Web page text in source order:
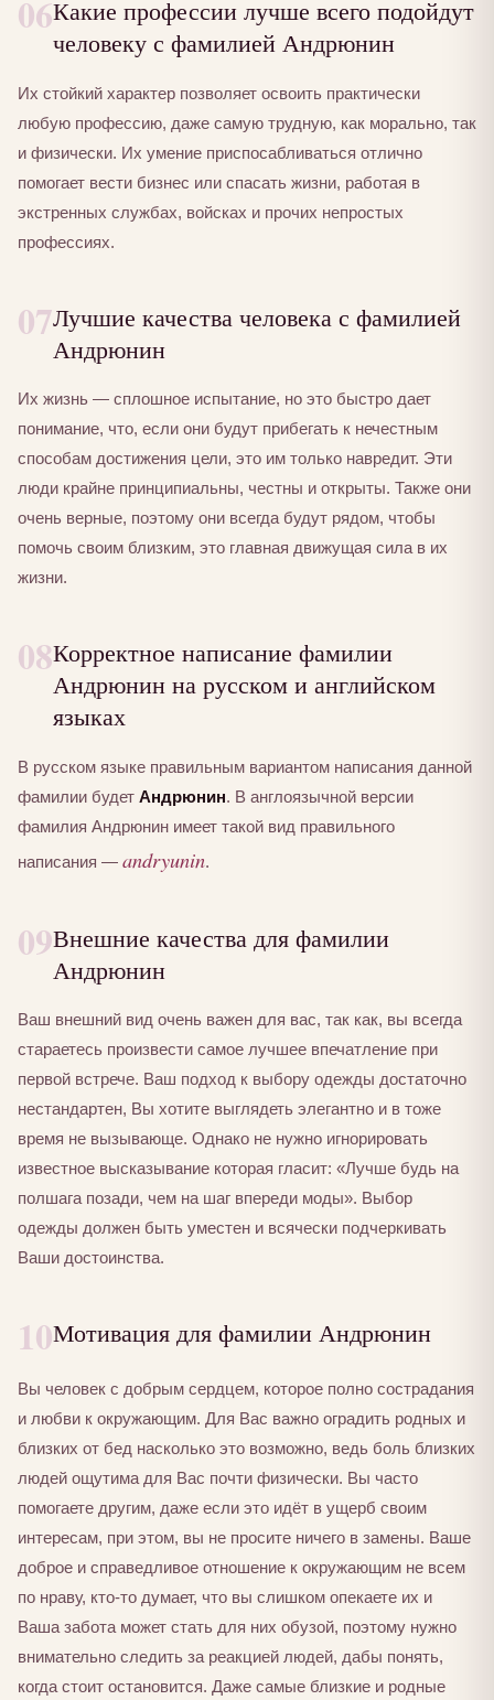
06Какие профессии лучше всего подойдут
человеку с фамилией Андрюнин
Их стойкий характер позволяет освоить практически
любую профессию, даже самую трудную, как морально, так
и физически. Их умение приспосабливаться отлично
помогает вести бизнес или спасать жизни, работая в
экстренных службах, войсках и прочих непростых
профессиях.
07Лучшие качества человека с фамилией
Андрюнин
Их жизнь — сплошное испытание, но это быстро дает
понимание, что, если они будут прибегать к нечестным
способам достижения цели, это им только навредит. Эти
люди крайне принципиальны, честны и открыты. Также они
очень верные, поэтому они всегда будут рядом, чтобы
помочь своим близким, это главная движущая сила в их
жизни.
08Корректное написание фамилии
Андрюнин на русском и английском
языках
В русском языке правильным вариантом написания данной
фамилии будет Андрюнин. В англоязычной версии
фамилия Андрюнин имеет такой вид правильного
написания — andryunin.
09Внешние качества для фамилии
Андрюнин
Ваш внешний вид очень важен для вас, так как, вы всегда
стараетесь произвести самое лучшее впечатление при
первой встрече. Ваш подход к выбору одежды достаточно
нестандартен, Вы хотите выглядеть элегантно и в тоже
время не вызывающе. Однако не нужно игнорировать
известное высказывание которая гласит: «Лучше будь на
полшага позади, чем на шаг впереди моды». Выбор
одежды должен быть уместен и всячески подчеркивать
Ваши достоинства.
10Мотивация для фамилии Андрюнин
Вы человек с добрым сердцем, которое полно сострадания
и любви к окружающим. Для Вас важно оградить родных и
близких от бед насколько это возможно, ведь боль близких
людей ощутима для Вас почти физически. Вы часто
помогаете другим, даже если это идёт в ущерб своим
интересам, при этом, вы не просите ничего в замены. Ваше
доброе и справедливое отношение к окружающим не всем
по нраву, кто-то думает, что вы слишком опекаете их и
Ваша забота может стать для них обузой, поэтому нужно
внимательно следить за реакцией людей, дабы понять,
когда стоит остановится. Даже самые близкие и родные